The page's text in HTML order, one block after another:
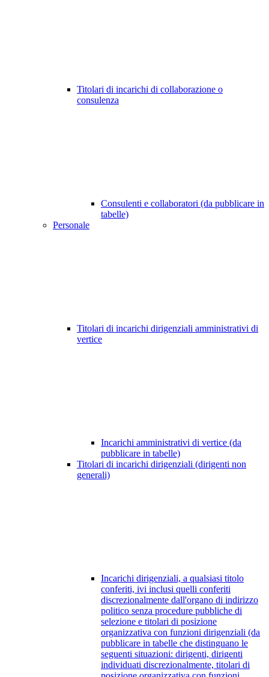
Titolari di incarichi di collaborazione o
consulenza
Consulenti e collaboratori (da pubblicare in
tabelle)
Personale
Titolari di incarichi dirigenziali amministrativi di
vertice
Incarichi amministrativi di vertice (da
pubblicare in tabelle)
Titolari di incarichi dirigenziali (dirigenti non
generali)
Incarichi dirigenziali, a qualsiasi titolo
conferiti, ivi inclusi quelli conferiti
discrezionalmente dall'organo di indirizzo
politico senza procedure pubbliche di
selezione e titolari di posizione
organizzativa con funzioni dirigenziali (da
pubblicare in tabelle che distinguano le
seguenti situazioni: dirigenti, dirigenti
individuati discrezionalmente, titolari di